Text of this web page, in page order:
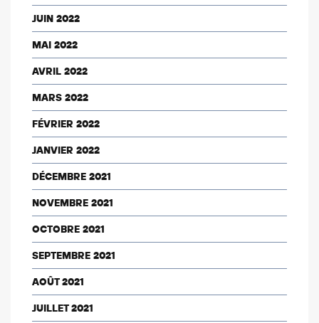
JUIN 2022
MAI 2022
AVRIL 2022
MARS 2022
FÉVRIER 2022
JANVIER 2022
DÉCEMBRE 2021
NOVEMBRE 2021
OCTOBRE 2021
SEPTEMBRE 2021
AOÛT 2021
JUILLET 2021